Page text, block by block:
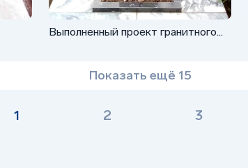
Выполненный проект гранитного
Показать ещё 15
1 2 3